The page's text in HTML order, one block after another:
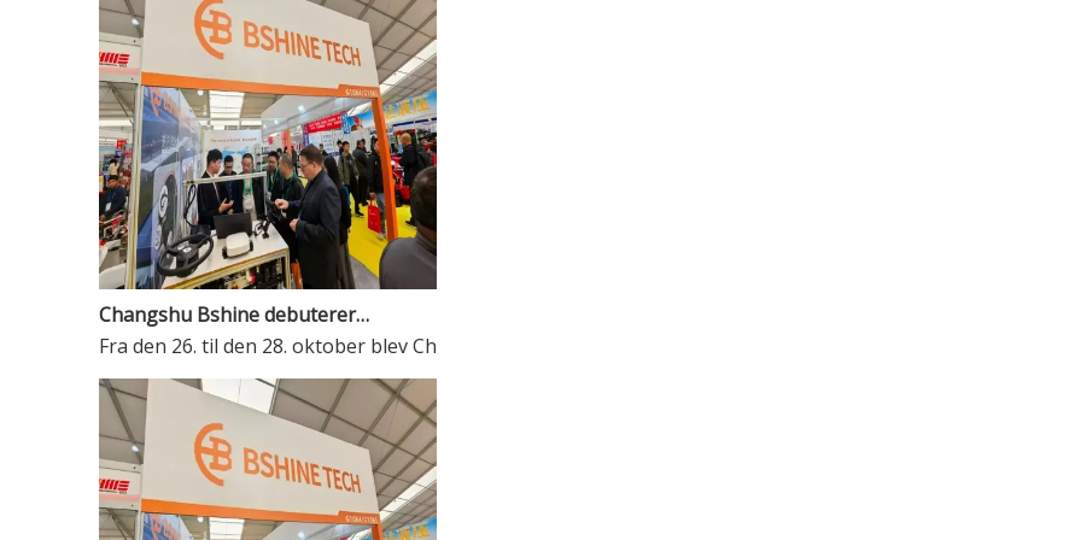
Changshu Bshine debuterer på Wuhan Agricultural Machinery Exhibition i 2025 og viser ISOBUS intelligente tilslutningsløsninger, der giver mulighed for modernisering af landbruget
Fra den 26. til den 28. oktober blev China International Agricultural Machinery Exhibition 2025 med